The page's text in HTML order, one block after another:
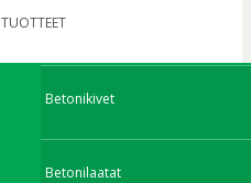
TUOTTEET
Betonikivet
Betonilaatat